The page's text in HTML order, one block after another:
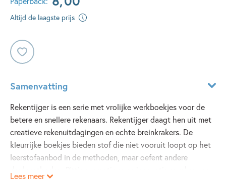
Altijd de laagste prijs
Samenvatting
Rekentijger is een serie met vrolijke werkboekjes voor de
betere en snellere rekenaars. Rekentijger daagt hen uit met
creatieve rekenuitdagingen en echte breinkrakers. De
kleurrijke boekjes bieden stof die niet vooruit loopt op het
leerstofaanbod in de methoden, maar oefent andere
wiskundeproblemen en puzzels waar rekentijgers hun
Lees meer